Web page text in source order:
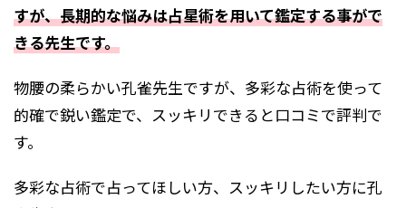
すが、長期的な悩みは占星術を用いて鑑定する事がで
きる先生です。
物腰の柔らかい孔雀先生ですが、多彩な占術を使って
的確で鋭い鑑定で、スッキリできると口コミで評判で
す。
多彩な占術で占ってほしい方、スッキリしたい方に孔